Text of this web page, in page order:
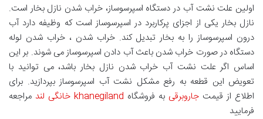
اولین علت نشت آب در دستگاه اسپرسوساز، خراب شدن نازل بخار است.
نازل بخار یکی از اجزای پرکاربرد در اسپرسوساز است که وظیفه دارد آب
درون اسپرسوساز را به بخار تبدیل کند. خراب شدن ، خراب شدن لوله
دستگاه در صورت خراب شدن باعث آب دادن اسپرسوساز می شوند. بر این
اساس اگر علت نشت آب خراب شدن نازل بخار باشد، می توانید با
تعویض این قطعه به رفع مشکل نشت آب اسپرسوساز بپردازید. برای
اطلاع از قیمت جاروبرقی به فروشگاه khanegiland خانگی لند
مراجعه
فرمایید